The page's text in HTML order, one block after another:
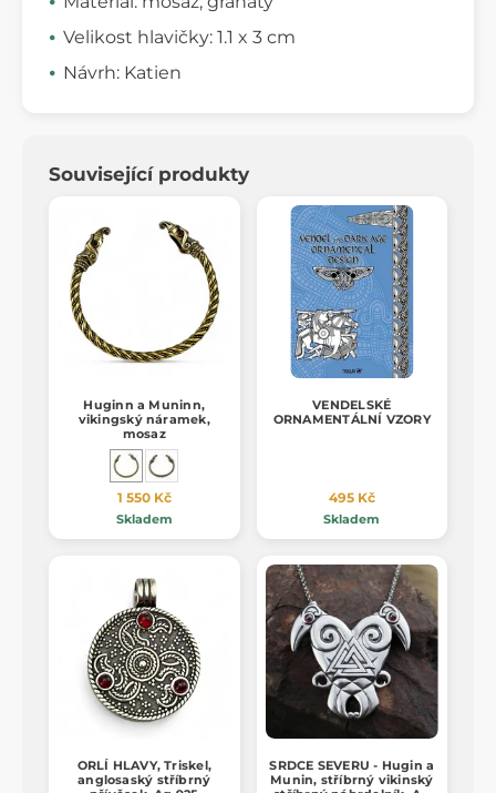
Velikost hlavičky: 1.1 x 3 cm
Návrh: Katien
Související produkty
Huginn a Muninn,
vikingský náramek,
mosaz
1 550 Kč
Skladem
VENDELSKÉ
ORNAMENTÁLNÍ VZORY
495 Kč
Skladem
ORLÍ HLAVY, Triskel,
anglosaský stříbrný
SRDCE SEVERU - Hugin a
Munin, stříbrný vikinský